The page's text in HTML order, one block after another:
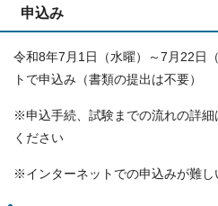
申込み
令和8年7月1日（水曜）～7月22日
トで申込み（書類の提出は不要）
※申込手続、試験までの流れの詳細
ください
※インターネットでの申込みが難